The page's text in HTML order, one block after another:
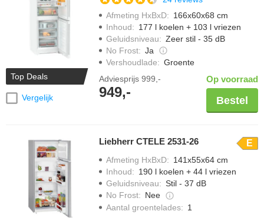
Top Deals
Vergelijk
Afmeting HxBxD: 166x60x68 cm
Inhoud: 177 l koelen + 103 l vriezen
Geluidsniveau: Zeer stil - 35 dB
No Frost: Ja
Vershoudlade: Groente
Adviesprijs 999,-
949,-
Op voorraad
Bestel
Liebherr CTELE 2531-26 E
Afmeting HxBxD: 141x55x64 cm
Inhoud: 190 l koelen + 44 l vriezen
Geluidsniveau: Stil - 37 dB
No Frost: Nee
Aantal groentelades: 1